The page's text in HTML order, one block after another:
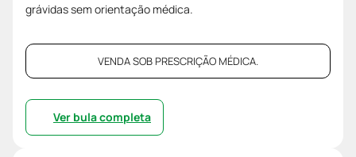
grávidas sem orientação médica.
VENDA SOB PRESCRIÇÃO MÉDICA.
Ver bula completa